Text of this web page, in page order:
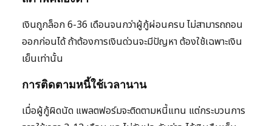
เงินถูกล็อก 6-36 เดือนจนกว่าผู้กู้ผ่อนครบ ไม่สามารถถอน
ออกก่อนได้ ถ้าต้องการเงินด่วนจะมีปัญหา ต้องใช้เฉพาะเงิน
เย็นเท่านั้น
การติดตามหนี้ใช้เวลานาน
เมื่อผู้กู้ผิดนัด แพลตฟอร์มจะติดตามหนี้แทน แต่กระบวนการ